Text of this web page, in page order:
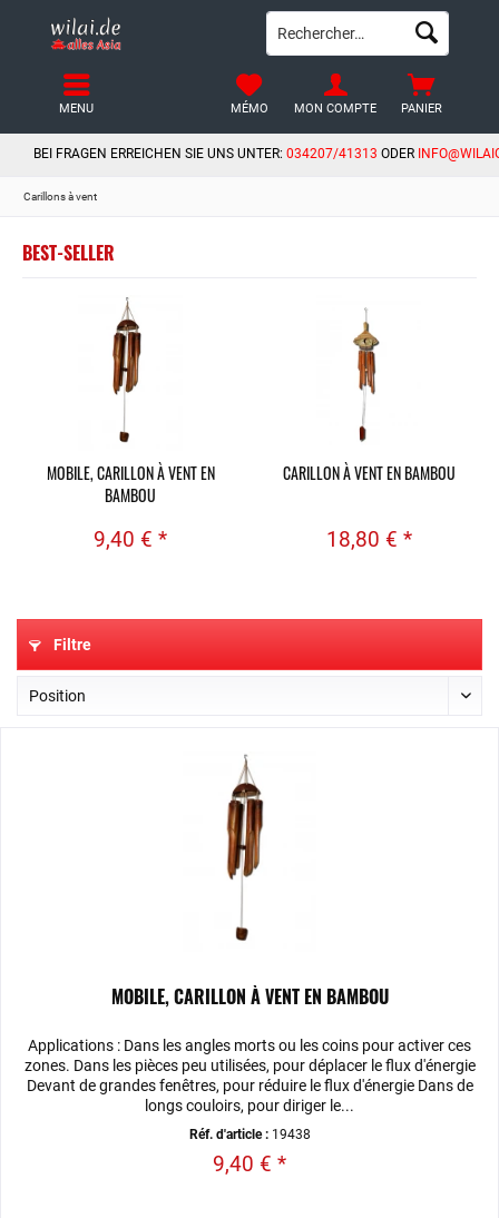
BEI FRAGEN ERREICHEN SIE UNS UNTER: 034207/41313 ODER
PANIER
MÉMO MON COMPTE
MENU
Carillons à vent
BEST-SELLER
MOBILE, CARILLON À VENT EN
BAMBOU
9,40 € *
CARILLON À VENT EN BAMBOU
18,80 € *
Filtre
MOBILE, CARILLON À VENT EN BAMBOU
Applications : Dans les angles morts ou les coins pour activer ces
zones. Dans les pièces peu utilisées, pour déplacer le flux d'énergie
Devant de grandes fenêtres, pour réduire le flux d'énergie Dans de
longs couloirs, pour diriger le...
Réf. d'article :19438
9,40 € *